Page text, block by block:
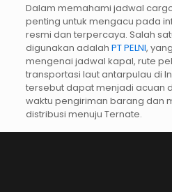
Dalam memahami jadwal
penting untuk mengacu pada
resmi dan terpercaya. Salah
digunakan adalah PT PELNI,
mengenai jadwal kapal, rute
transportasi laut antarpulau di
tersebut dapat menjadi acuan
waktu pengiriman barang dan
distribusi menuju Ternate.